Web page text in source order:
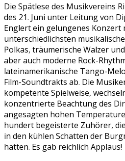
Die Spätlese des Musikvereins
des 21. Juni unter Leitung von
Englert ein gelungenes Konzert
unterschiedlichsten
Polkas, träumerische Walzer
aber auch moderne Rock-
lateinamerikanische Tango-
Film-Soundtrakts ab. Die
kompetente Spielweise,
konzentrierte Beachtung des
angesagten hohen
hundert begeisterte Zuhörer,
in den kühlen Schatten der
hatten. Es gab reichlich Applaus!